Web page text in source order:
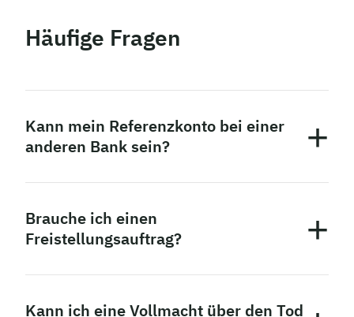
Häufige Fragen
Kann mein Referenzkonto bei einer
anderen Bank sein?
KontoinhaberIn sind, als Referenzkonto nutzen.
Brauche ich einen
Freistellungsauftrag?
erhalten, nicht versteuern wollen, empfiehlt es sich,
Kann ich eine Vollmacht über den Tod